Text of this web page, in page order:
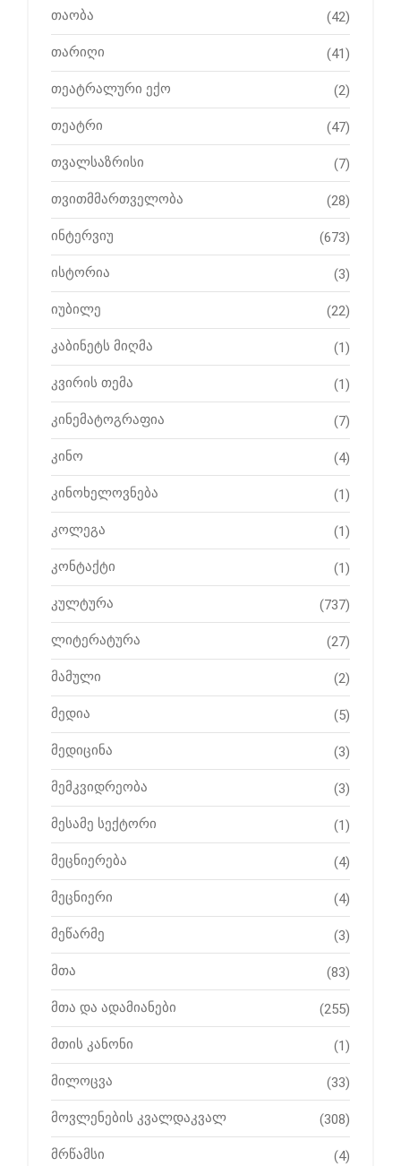
თაობა (42)
თარიღი (41)
თეატრალური ექო (2)
თეატრი (47)
თვალსაზრისი (7)
თვითმმართველობა (28)
ინტერვიუ (673)
ისტორია (3)
იუბილე (22)
კაბინეტს მიღმა (1)
კვირის თემა (1)
კინემატოგრაფია (7)
კინო (4)
კინოხელოვნება (1)
კოლეგა (1)
კონტაქტი (1)
კულტურა (737)
ლიტერატურა (27)
მამული (2)
მედია (5)
მედიცინა (3)
მემკვიდრეობა (3)
მესამე სექტორი (1)
მეცნიერება (4)
მეცნიერი (4)
მეწარმე (3)
მთა (83)
მთა და ადამიანები (255)
მთის კანონი (1)
მილოცვა (33)
მოვლენების კვალდაკვალ (308)
მრწამსი (4)